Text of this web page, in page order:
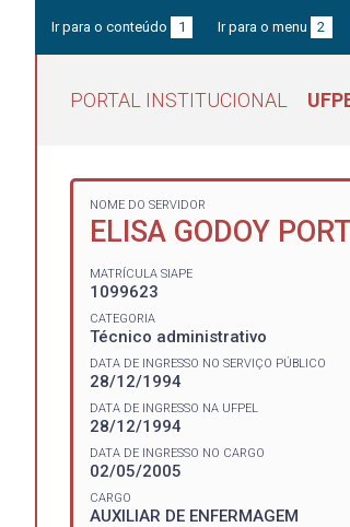
Ir para o conteúdo 1 Ir para o menu 2
PORTAL INSTITUCIONAL
NOME DO SERVIDOR
ELISA GODOY
MATRÍCULA SIAPE
1099623
CATEGORIA
Técnico administrativo
DATA DE INGRESSO NO SERVIÇO PÚBLICO
28/12/1994
DATA DE INGRESSO NA UFPEL
28/12/1994
DATA DE INGRESSO NO CARGO
02/05/2005
CARGO
AUXILIAR DE ENFERMAGEM